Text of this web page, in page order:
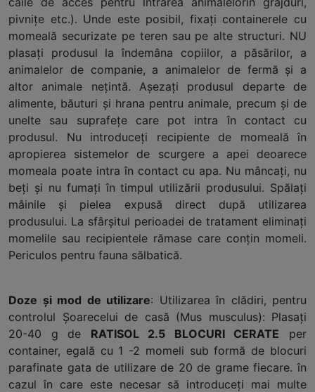
pivniţe etc.). Unde este posibil, fixaţi containerele cu
momeală securizate pe teren sau pe alte structuri. NU
plasaţi produsul la îndemâna copiilor, a păsărilor, a
animalelor de companie, a animalelor de fermă şi a
altor animale neţintă. Aşezaţi produsul departe de
alimente, băuturi şi hrana pentru animale, precum şi de
unelte sau suprafeţe care pot intra în contact cu
produsul. Nu introduceţi recipiente de momeală în
apropierea sistemelor de scurgere a apei deoarece
momeala poate intra în contact cu apa. Nu mâncaţi, nu
beţi şi nu fumaţi în timpul utilizării produsului. Spălaţi
mâinile şi pielea expusă direct după utilizarea
produsului. La sfârşitul perioadei de tratament eliminaţi
momelile sau recipientele rămase care conţin momeli.
Periculos pentru fauna sălbatică.
Doze şi mod de utilizare: Utilizarea în clădiri, pentru
controlul Şoarecelui de casă (Mus musculus): Plasaţi
20-40 g de RATISOL 2.5 BLOCURI CERATE per
container, egală cu 1 -2 momeli sub formă de blocuri
parafinate gata de utilizare de 20 de grame fiecare. în
cazul în care este necesar să introduceţi mai multe